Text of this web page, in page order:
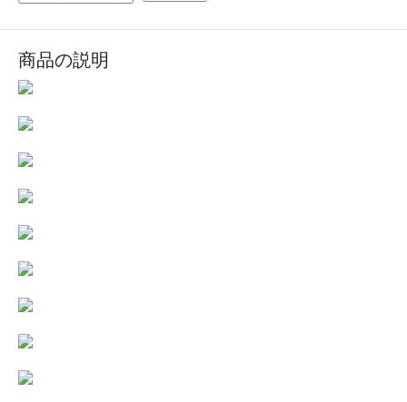
商品の説明